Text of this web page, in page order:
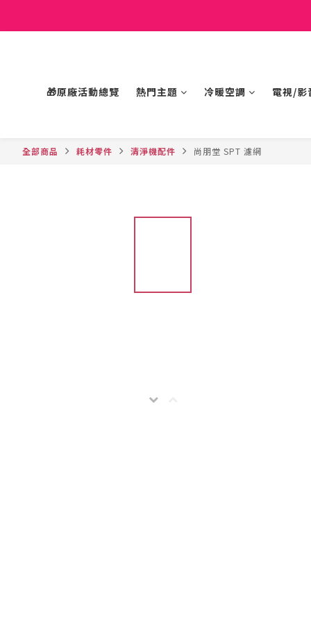
🎁原廠活動總覽 熱門主題 冷暖空調 電視/影
全部商品 耗材零件 清淨機配件 尚朋堂 SPT 濾網